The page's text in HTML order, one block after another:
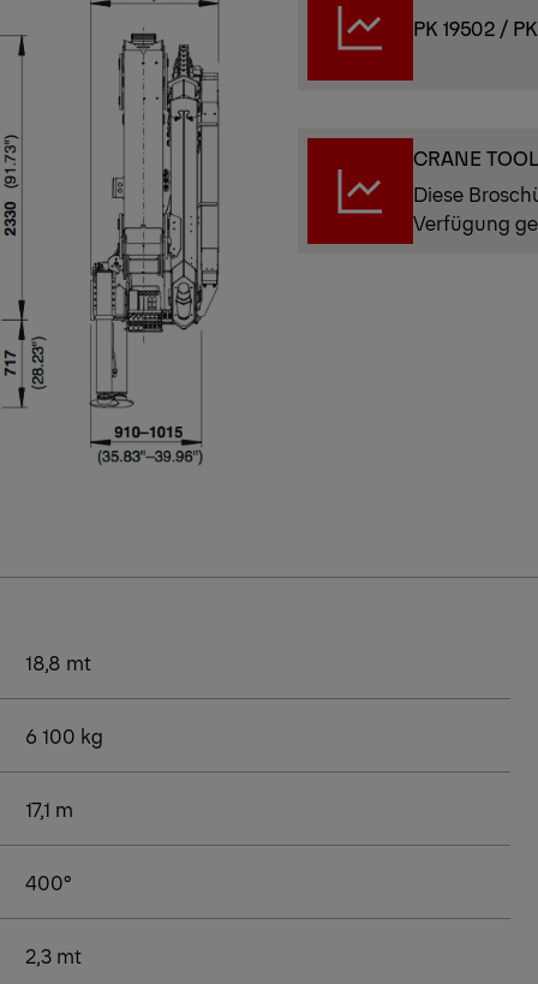
PK 19502 /
CRANE
Diese
Verfügung
18,8 mt
6 100 kg
17,1 m
400°
2,3 mt